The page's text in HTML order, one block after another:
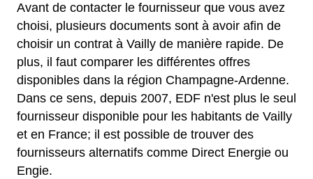
Avant de contacter le fournisseur que vous avez
choisi, plusieurs documents sont à avoir afin de
choisir un contrat à Vailly de manière rapide. De
plus, il faut comparer les différentes offres
disponibles dans la région Champagne-Ardenne.
Dans ce sens, depuis 2007, EDF n'est plus le seul
fournisseur disponible pour les habitants de Vailly
et en France; il est possible de trouver des
fournisseurs alternatifs comme Direct Energie ou
Engie.